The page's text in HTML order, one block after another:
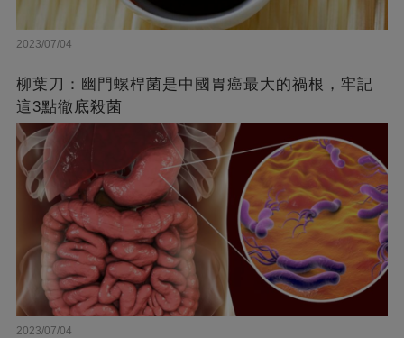
2023/07/04
柳葉刀：幽門螺桿菌是中國胃癌最大的禍根，牢記
這3點徹底殺菌
2023/07/04